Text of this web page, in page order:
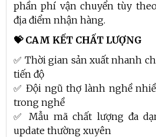
phần phí vận chuyển tùy
địa điểm nhận hàng.
💝 CAM KẾT CHẤT LƯỢNG
✅ Thời gian sản xuất nhanh
tiến độ
✅ Đội ngũ thợ lành nghề
trong nghề
✅ Mẫu mã chất lượng đa
update thường xuyên